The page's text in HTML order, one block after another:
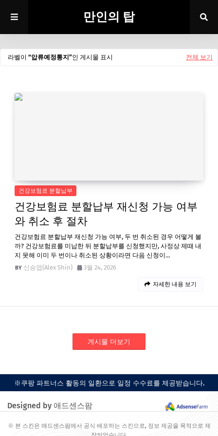
만인의 탑
라벨이 압류예정통지 인 게시물 표시 전체 보기
건강보험료 분할납부
건강보험료 분할납부 재신청 가능 여부
와 취소 후 절차
건강보험료 분할납부 재신청 가능 여부, 두 번 취소된 경우 어떻게 볼
까? 건강보험료를 미납한 뒤 분할납부를 신청했지만, 사정상 제때 내
지 못해 이미 두 번이나 취소된 상황이라면 다음 신청이…
신승엽(Alex Shin)
3월 24, 2026
자세한 내용 보기
게시물 더보기
※쿠팡 파트너스 활동의 일환으로 일정 수수료를 제공받습니다.
Designed by 애드센스팜
※ 본 스킨은 애드센스팜에서 공식 배포하는 스킨으로, 정보 제공을 목적으로 제